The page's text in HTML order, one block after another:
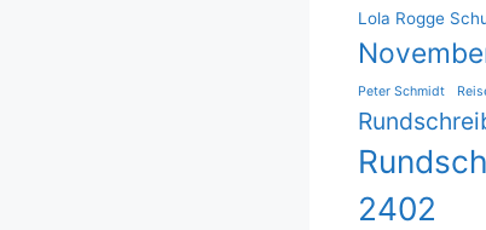
Lola Rogge
Peter Schmidt
2402